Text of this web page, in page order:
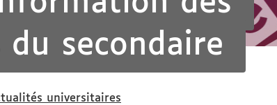
secondaire
universitaires